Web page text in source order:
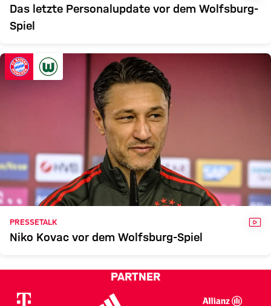
Das letzte Personalupdate vor dem Wolfsburg-
Spiel
PRESSETALK
Niko Kovac vor dem Wolfsburg-Spiel
PARTNER